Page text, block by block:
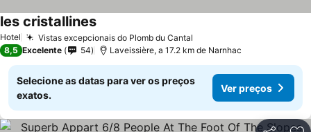
Hotel Vistas excepcionais do Plomb du Cantal
les cristallinesVer preços
8,5 Excelente 54 Laveissière, a 17.2 km de Narnhac
Selecione as datas para ver os preços
exatos.
Ver preços